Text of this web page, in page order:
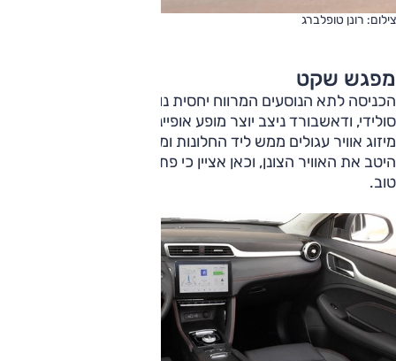
צילום: רונן טופלברג
מפגש שקט
הכניסה לתא הנוסעים המרווח יחסית נוחה. עיצוב סביבת הנהג
סולידי, ודאשבורד ניצב יוצר מופע אופייני ונדרש לרכב פנאי. פתחי
מיזוג אוויר עגולים ממש ליד החלונות ומלבניים במרכז מפזרים
היטב את האוויר הצונן, וכאן אציין כי פתחי מיזוג יש גם מאחור. וזה
טוב.